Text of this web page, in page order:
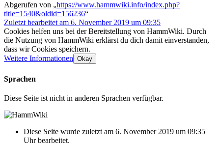
Abgerufen von „https://www.hammwiki.info/index.php?
title=1540&oldid=156236“
Zuletzt bearbeitet am 6. November 2019 um 09:35
Cookies helfen uns bei der Bereitstellung von HammWiki. Durch
die Nutzung von HammWiki erklärst du dich damit einverstanden,
dass wir Cookies speichern.
Weitere Informationen Okay
Sprachen
Diese Seite ist nicht in anderen Sprachen verfügbar.
Diese Seite wurde zuletzt am 6. November 2019 um 09:35
Uhr bearbeitet.